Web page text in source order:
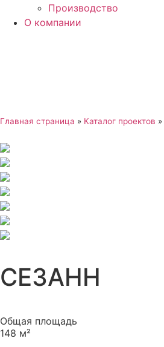
Производство
О компании
Главная страница » Каталог проектов »
СЕЗАНН
Общая площадь
148 м²